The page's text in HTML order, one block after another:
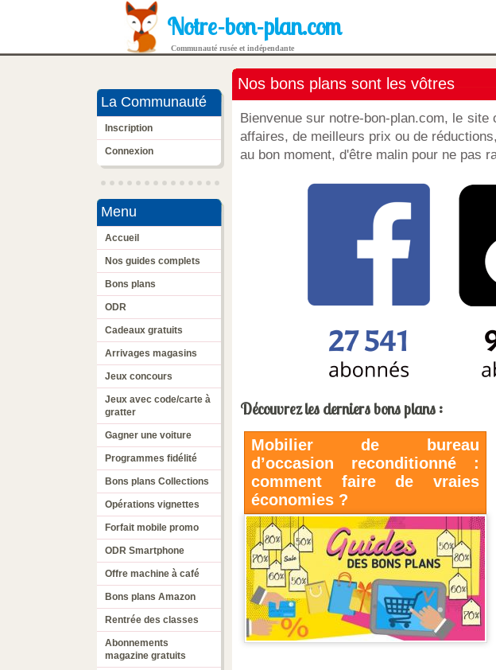
Notre-bon-plan.com
Communauté rusée et indépendante
La Communauté
Inscription
Connexion
Menu
Accueil
Nos guides complets
Bons plans
ODR
Cadeaux gratuits
Arrivages magasins
Jeux concours
Jeux avec code/carte à
gratter
Gagner une voiture
Programmes fidélité
Bons plans Collections
Opérations vignettes
Forfait mobile promo
ODR Smartphone
Offre machine à café
Bons plans Amazon
Rentrée des classes
Abonnements
magazine gratuits
Nos bons plans sont les vôtres
Bienvenue sur notre-bon-plan.com, le site
affaires, de meilleurs prix ou de
au bon moment, d'être malin pour ne pas
Découvrez les derniers bons plans :
Mobilier de bureau
d’occasion reconditionné :
comment faire de vraies
économies ?